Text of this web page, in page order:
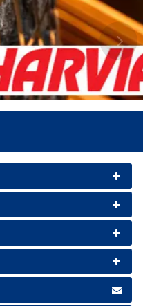
Tilaa
.
Yritysmyynti